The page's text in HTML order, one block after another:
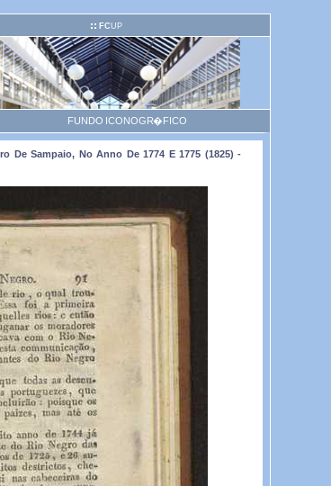
FCUP
FUNDO ICONOGR�FICO
Sampaio, No Anno De 1774 E 1775 (1825) -